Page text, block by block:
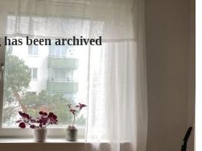
been archived